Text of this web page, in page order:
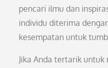
pencari ilmu dan
individu diterima
kesempatan untuk
Jika Anda tertarik